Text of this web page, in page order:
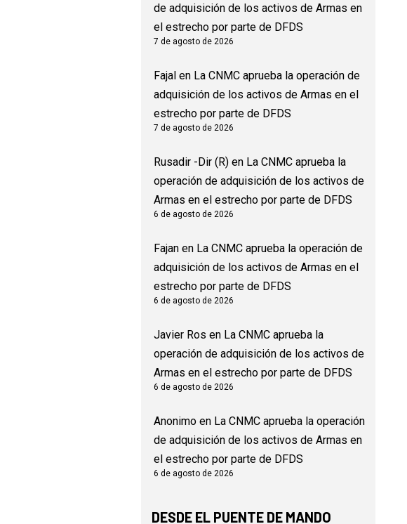
de adquisición de los activos de Armas en
el estrecho por parte de DFDS
7 de agosto de 2026
Fajalen La CNMC aprueba la operación de
adquisición de los activos de Armas en el
estrecho por parte de DFDS
7 de agosto de 2026
Rusadir -Dir (R)en La CNMC aprueba la
operación de adquisición de los activos de
Armas en el estrecho por parte de DFDS
6 de agosto de 2026
Fajanen La CNMC aprueba la operación de
adquisición de los activos de Armas en el
estrecho por parte de DFDS
6 de agosto de 2026
Javier Ros en La CNMC aprueba la
operación de adquisición de los activos de
Armas en el estrecho por parte de DFDS
6 de agosto de 2026
Anonimoen La CNMC aprueba la operación
de adquisición de los activos de Armas en
el estrecho por parte de DFDS
6 de agosto de 2026
DESDE EL PUENTE DE MANDO